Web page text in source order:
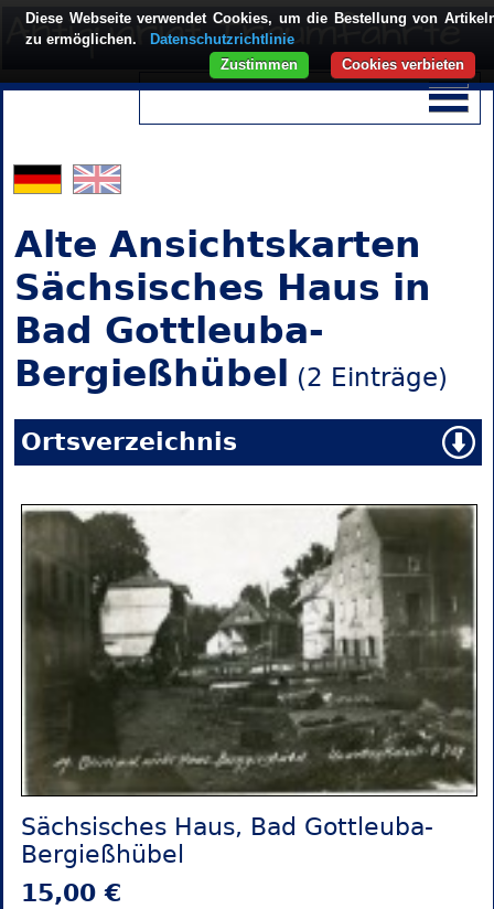
Alte Ansichtskarten
Sächsisches Haus in
Bad Gottleuba-
Bergießhübel (2 Einträge)
Ortsverzeichnis
Sächsisches Haus, Bad Gottleuba-
Bergießhübel
15,00 €
Diese Webseite verwendet Cookies, um die Bestellung von
zu ermöglichen.
Datenschutzrichtlinie
Cookies verbieten
Zustimmen